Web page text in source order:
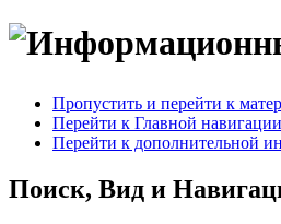
Пропустить и перейти к
Перейти к Главной
Перейти к дополнительной
Поиск, Вид и